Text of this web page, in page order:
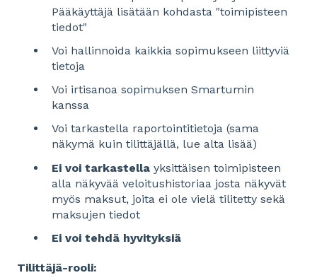
Pääkäyttäjä lisätään kohdasta "toimipisteen
tiedot"
Voi hallinnoida kaikkia sopimukseen liittyviä
tietoja
Voi irtisanoa sopimuksen Smartumin
kanssa
Voi tarkastella raportointitietoja (sama
näkymä kuin tilittäjällä, lue alta lisää)
Ei voi tarkastella yksittäisen toimipisteen
alla näkyvää veloitushistoriaa josta näkyvät
myös maksut, joita ei ole vielä tilitetty sekä
maksujen tiedot
Ei voi tehdä hyvityksiä
Tilittäjä-rooli: